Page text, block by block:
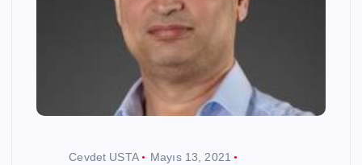
Cevdet USTA
Mayıs 13, 2021